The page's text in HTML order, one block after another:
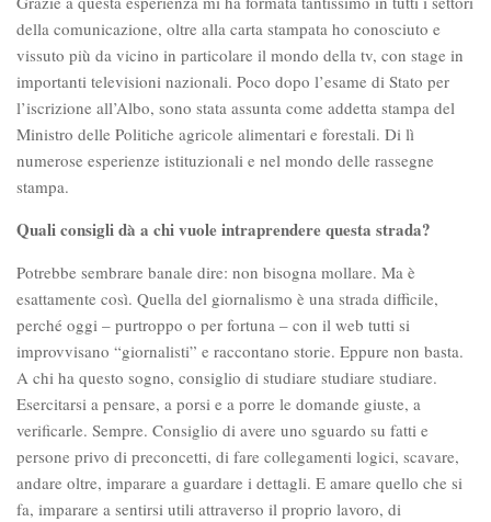
della comunicazione, oltre alla carta stampata ho conosciuto e
vissuto più da vicino in particolare il mondo della tv, con stage in
importanti televisioni nazionali. Poco dopo l’esame di Stato per
l’iscrizione all’Albo, sono stata assunta come addetta stampa del
Ministro delle Politiche agricole alimentari e forestali. Di lì
numerose esperienze istituzionali e nel mondo delle rassegne
stampa.
Quali consigli dà a chi vuole intraprendere questa strada?
Potrebbe sembrare banale dire: non bisogna mollare. Ma è
esattamente così. Quella del giornalismo è una strada difficile,
perché oggi – purtroppo o per fortuna – con il web tutti si
improvvisano “giornalisti” e raccontano storie. Eppure non basta.
A chi ha questo sogno, consiglio di studiare studiare studiare.
Esercitarsi a pensare, a porsi e a porre le domande giuste, a
verificarle. Sempre. Consiglio di avere uno sguardo su fatti e
persone privo di preconcetti, di fare collegamenti logici, scavare,
andare oltre, imparare a guardare i dettagli. E amare quello che si
fa, imparare a sentirsi utili attraverso il proprio lavoro, di